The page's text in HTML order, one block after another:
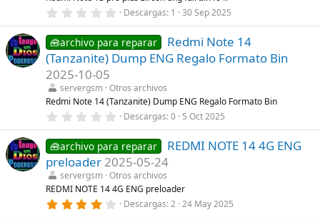
e
l
a
(
s
)
0
0
e
s
e
l
a
(
s
)
Descargas 1 30 Sep 2025
🧰archivo para reparar
Redmi Note 14
(Tanzanite) Dump ENG Regalo Formato Bin
2025-10-05
servergsm Otros archivos
Redmi Note 14 (Tanzanite) Dump ENG Regalo Formato Bin
0
0
e
s
t
r
e
Descargas 0 5 Oct 2025
🧰archivo para reparar
REDMI NOTE 14 4G ENG
preloader 2025-05-24
servergsm Otros archivos
REDMI NOTE 14 4G ENG preloader
4 Descargas 2 24 May 2025